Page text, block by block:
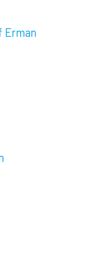
Erman